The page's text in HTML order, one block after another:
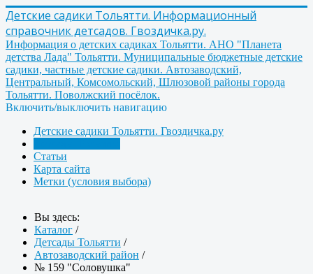
Детские садики Тольятти. Информационный
справочник детсадов. Гвоздичка.ру.
Информация о детских садиках Тольятти. АНО "Планета
детства Лада" Тольятти. Муниципальные бюджетные детские
садики, частные детские садики. Автозаводский,
Центральный, Комсомольский, Шлюзовой районы города
Тольятти. Поволжский посёлок.
Включить/выключить навигацию
Детские садики Тольятти. Гвоздичка.ру
Статьи
Карта сайта
Метки (условия выбора)
Вы здесь:
Каталог /
Детсады Тольятти /
Автозаводский район /
№ 159 "Соловушка"